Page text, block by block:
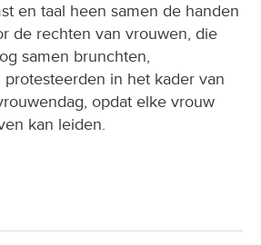
en taal heen samen de handen
de rechten van vrouwen, die
samen brunchten,
in het kader van
opdat elke vrouw
kan leiden.